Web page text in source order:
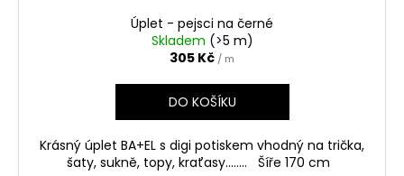
Úplet - pejsci na černé
Skladem (>5 m)
305 Kč / m
DO KOŠÍKU
Krásný úplet BA+EL s digi potiskem vhodný na trička,
šaty, sukně, topy, kraťasy........ Šíře 170 cm